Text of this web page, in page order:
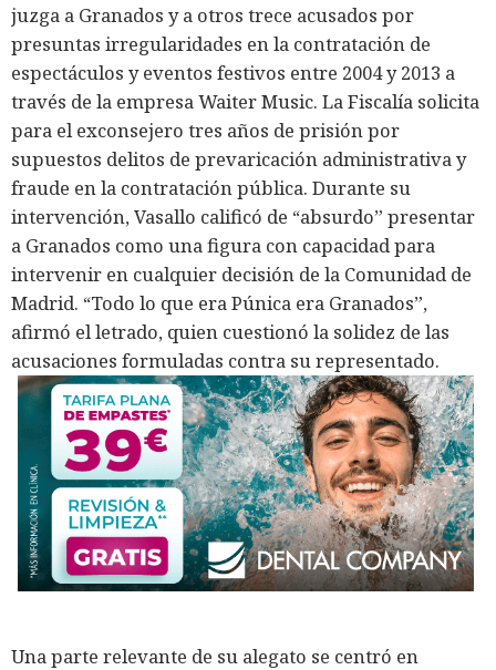
juzga a Granados y a otros trece acusados por
presuntas irregularidades en la contratación de
espectáculos y eventos festivos entre 2004 y 2013 a
través de la empresa Waiter Music. La Fiscalía solicita
para el exconsejero tres años de prisión por
supuestos delitos de prevaricación administrativa y
fraude en la contratación pública. Durante su
intervención, Vasallo calificó de “absurdo” presentar
a Granados como una figura con capacidad para
intervenir en cualquier decisión de la Comunidad de
Madrid. “Todo lo que era Púnica era Granados”,
afirmó el letrado, quien cuestionó la solidez de las
acusaciones formuladas contra su representado.
Una parte relevante de su alegato se centró en